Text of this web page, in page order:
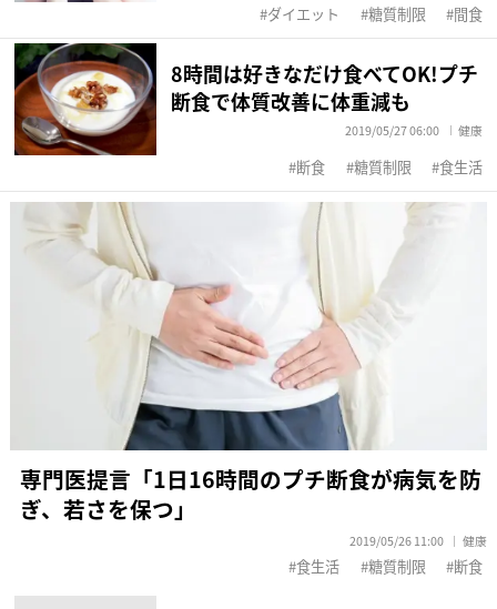
ダイエット 糖質制限 間食
8時間は好きなだけ食べてOK!プチ
断食で体質改善に体重減も
2019/05/27 06:00 健康
断食 糖質制限 食生活
専門医提言「1日16時間のプチ断食が病気を防
ぎ、若さを保つ」
2019/05/26 11:00 健康
食生活 糖質制限 断食